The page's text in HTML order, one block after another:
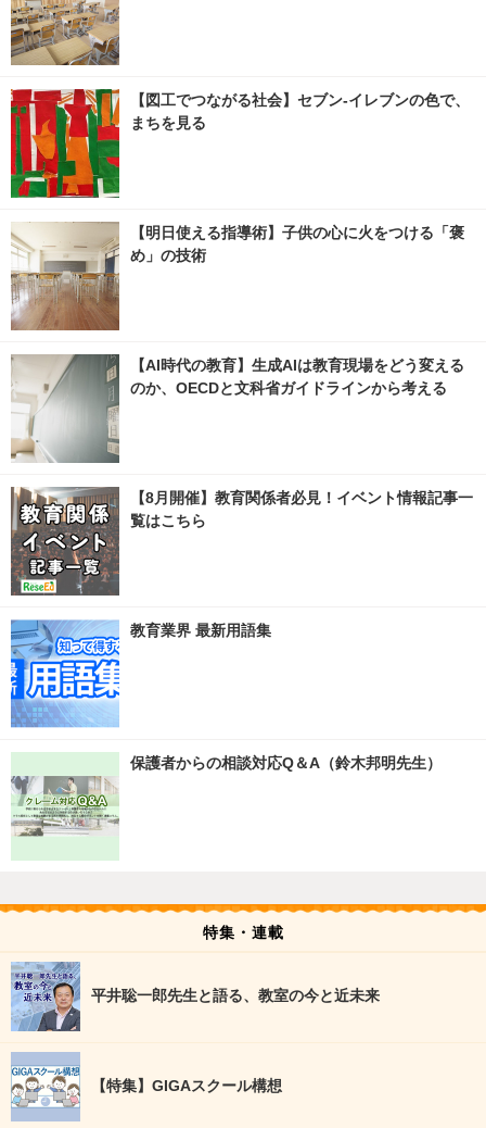
【図工でつながる社会】セブン‐イレブンの色で、
まちを見る
【明日使える指導術】子供の心に火をつける「褒
め」の技術
【AI時代の教育】生成AIは教育現場をどう変える
のか、OECDと文科省ガイドラインから考える
【8月開催】教育関係者必見！イベント情報記事一
覧はこちら
教育業界 最新用語集
保護者からの相談対応Q＆A（鈴木邦明先生）
特集・連載
平井聡一郎先生と語る、教室の今と近未来
【特集】GIGAスクール構想